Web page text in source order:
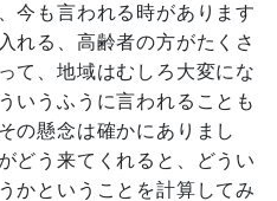
今も言われる時があります
れる、高齢者の方がたくさ
て、地域はむしろ大変にな
いうふうに言われることも
の懸念は確かにありまし
どう来てくれると、どうい
かということを計算してみ